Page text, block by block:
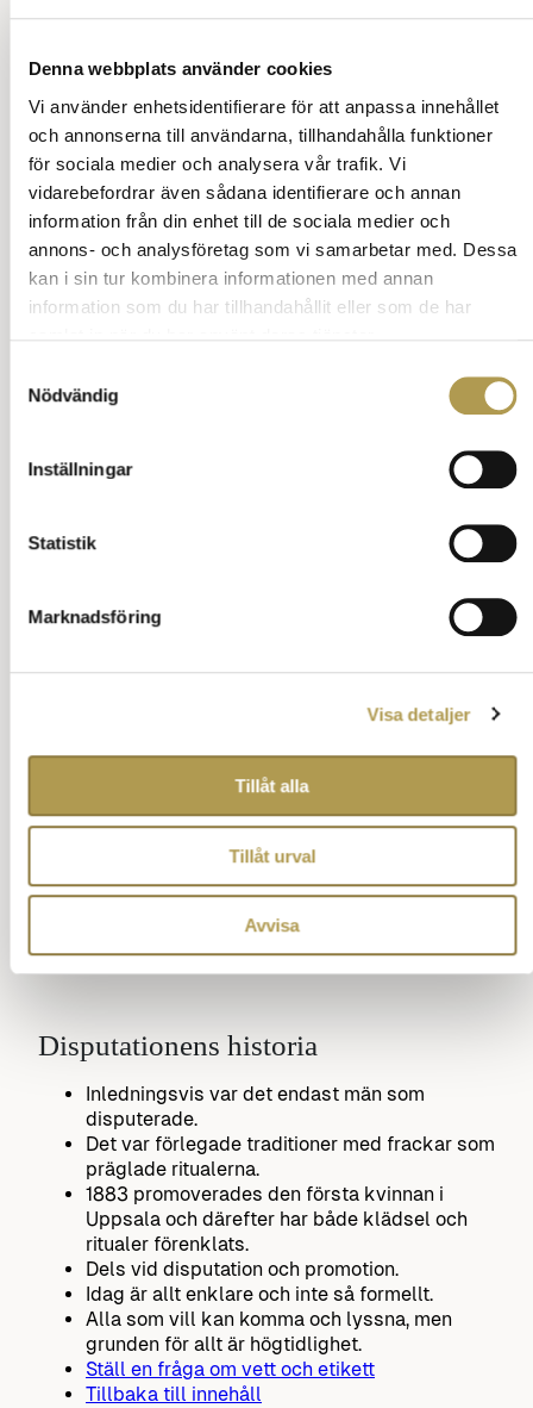
Denna webbplats använder cookies
Vi använder enhetsidentifierare för att anpassa innehållet
och annonserna till användarna, tillhandahålla funktioner
för sociala medier och analysera vår trafik. Vi
vidarebefordrar även sådana identifierare och annan
information från din enhet till de sociala medier och
annons- och analysföretag som vi samarbetar med. Dessa
kan i sin tur kombinera informationen med annan
information som du har tillhandahållit eller som de har
Nödvändig
Inställningar
Statistik
Marknadsföring
Visa detaljer
Tillåt alla
Tillåt urval
Avvisa
Den svarta västen vid disputation byttes till
kvällens fest ut mot en vit, då den vita västen
markerar fest.
Vid disputationer under dagtid är denna
tradition med frack helt borttagen.
Dessa är idag klädda i finare vardagsklädsel.
Publiken kan mycket väl anlända i både jeans
och tröjor.
Ställ en fråga om vett och etikett
Tillbaka till innehåll
Disputationens historia
Inledningsvis var det endast män som
disputerade.
Det var förlegade traditioner med frackar som
präglade ritualerna.
1883 promoverades den första kvinnan i
Uppsala och därefter har både klädsel och
ritualer förenklats.
Dels vid disputation och promotion.
Idag är allt enklare och inte så formellt.
Alla som vill kan komma och lyssna, men
grunden för allt är högtidlighet.
Ställ en fråga om vett och etikett
Tillbaka till innehåll